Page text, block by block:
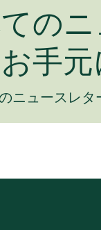
の
手元
ニュースレタ